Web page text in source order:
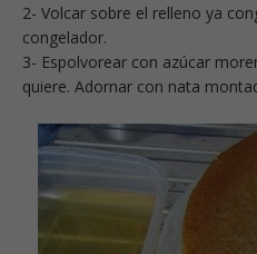
2- Volcar sobre el relleno ya
congelador.
3- Espolvorear con azúcar
quiere. Adornar con nata